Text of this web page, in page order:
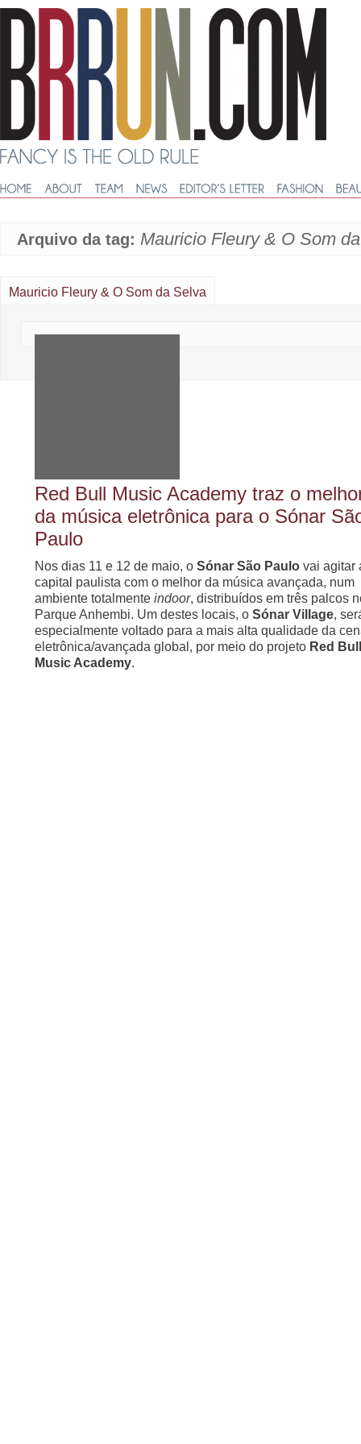
Arquivo da tag: Mauricio Fleury & O Som
Mauricio Fleury & O Som da Selva
Red Bull Music Academy traz o
da música eletrônica para o Sónar
Paulo
Nos dias 11 e 12 de maio, o Sónar São Paulo vai agitar
capital paulista com o melhor da música avançada, num
ambiente totalmente indoor, distribuídos em três palcos
Parque Anhembi. Um destes locais, o Sónar Village,
especialmente voltado para a mais alta qualidade da
eletrônica/avançada global, por meio do projeto Red Bull
Music Academy.